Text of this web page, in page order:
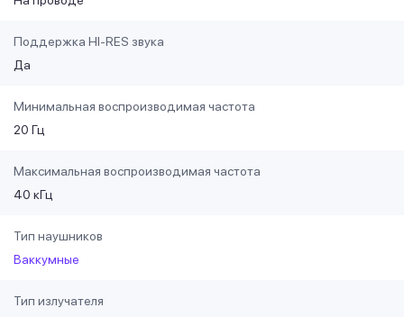
Поддержка HI-RES звука
Да
Минимальная воспроизводимая частота
20 Гц
Максимальная воспроизводимая частота
40 кГц
Тип наушников
Ваккумные
Тип излучателя